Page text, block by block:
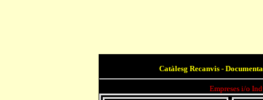
Catàlesg Recanvis -
Empreses i/o